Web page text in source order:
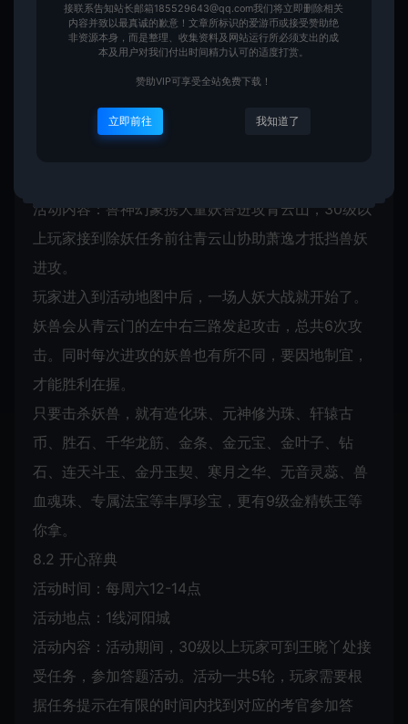
7.4 每日19-20点，可通过水月使者传送至涿鹿之野；
每日20-21点，可通过水月使者传送至青云之巅；每
日21-22点，可通过水月使者传送至太极之巅。
8.1 兽妖攻城
活动内容：兽神幻象携大量妖兽进攻青云山，30级以
上玩家接到除妖任务前往青云山协助萧逸才抵挡兽妖
进攻。
玩家进入到活动地图中后，一场人妖大战就开始了。
妖兽会从青云门的左中右三路发起攻击，总共6次攻
击。同时每次进攻的妖兽也有所不同，要因地制宜，
才能胜利在握。
只要击杀妖兽，就有造化珠、元神修为珠、轩辕古
币、胜石、千华龙筋、金条、金元宝、金叶子、钻
石、连天斗玉、金丹玉契、寒月之华、无音灵蕊、兽
血魂珠、专属法宝等丰厚珍宝，更有9级金精铁玉等
你拿。
8.2 开心辞典
活动时间：每周六12-14点
活动地点：1线河阳城
活动内容：活动期间，30级以上玩家可到王晓丫处接
受任务，参加答题活动。活动一共5轮，玩家需要根
据任务提示在有限的时间内找到对应的考官参加答
接联系告知站长邮箱185529643@qq.com我们将立即删除相关
内容并致以最真诚的歉意！文章所标识的爱游币或接受赞助绝
非资源本身，而是整理、收集资料及网站运行所必须支出的成
本及用户对我们付出时间精力认可的适度打赏。
赞助VIP可享受全站免费下载！
立即前往 我知道了